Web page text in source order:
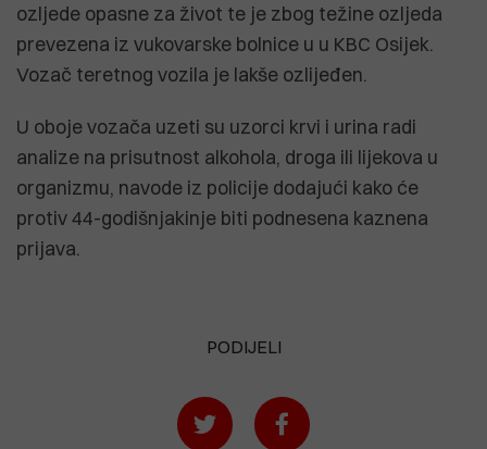
ozljede opasne za život te je zbog težine ozljeda
prevezena iz vukovarske bolnice u u KBC Osijek.
Vozač teretnog vozila je lakše ozlijeđen.
U oboje vozača uzeti su uzorci krvi i urina radi
analize na prisutnost alkohola, droga ili lijekova u
organizmu, navode iz policije dodajući kako će
protiv 44-godišnjakinje biti podnesena kaznena
prijava.
PODIJELI